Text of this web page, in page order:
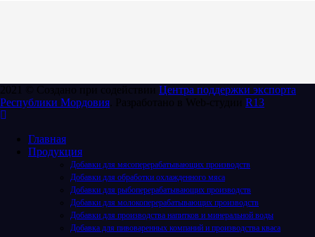
2021 © Создано при содействии Центра поддержки экспорта
Республики Мордовия . Разработано в Web-студии R13
Главная
Продукция
Добавки для мясоперерабатывающих производств
Добавки для обработки охлажденного мяса
Добавки для рыбоперерабатывающих производств
Добавки для молокоперерабатывающих производств
Добавки для производства напитков и минеральной воды
Добавка для пивоваренных компаний и производства кваса